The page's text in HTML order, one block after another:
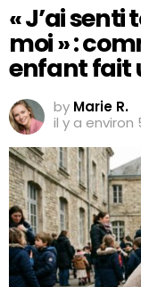
« J’ai
moi » :
enfant fait
by Marie R.
il y a environ